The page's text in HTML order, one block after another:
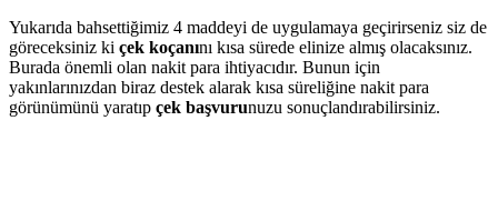
Yukarıda bahsettiğimiz 4 maddeyi de uygulamaya geçirirseniz siz de
göreceksiniz ki çek koçanını kısa sürede elinize almış olacaksınız.
Burada önemli olan nakit para ihtiyacıdır. Bunun için
yakınlarınızdan biraz destek alarak kısa süreliğine nakit para
görünümünü yaratıp çek başvurunuzu sonuçlandırabilirsiniz.